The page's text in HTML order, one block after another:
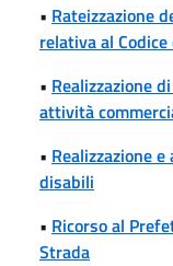
• Rateizzazione
relativa al
• Realizzazione
attività
• Realizzazione
disabili
• Ricorso al
Strada